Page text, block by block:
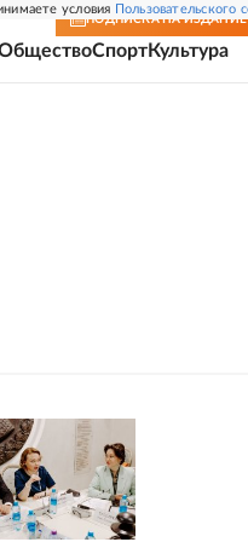
условия Пользовательского
ПОДПИСКА НА ИЗДАНИЕ
СпортКультура